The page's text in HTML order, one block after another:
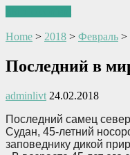
Home > 2018 > Февраль >
Последний в
adminlivt 24.02.2018
Последний самец
Судан, 45-летний
заповеднику дикой